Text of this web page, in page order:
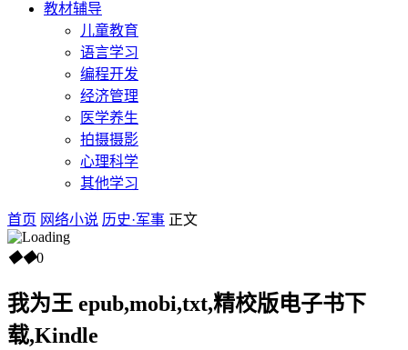
教材辅导
儿童教育
语言学习
编程开发
经济管理
医学养生
拍摄摄影
心理科学
其他学习
首页 网络小说 历史·军事 正文
◆◆0
我为王 epub,mobi,txt,精校版电子书下
载,Kindle